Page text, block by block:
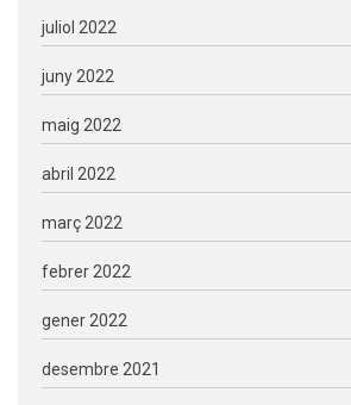
juliol 2022
juny 2022
maig 2022
abril 2022
març 2022
febrer 2022
gener 2022
desembre 2021